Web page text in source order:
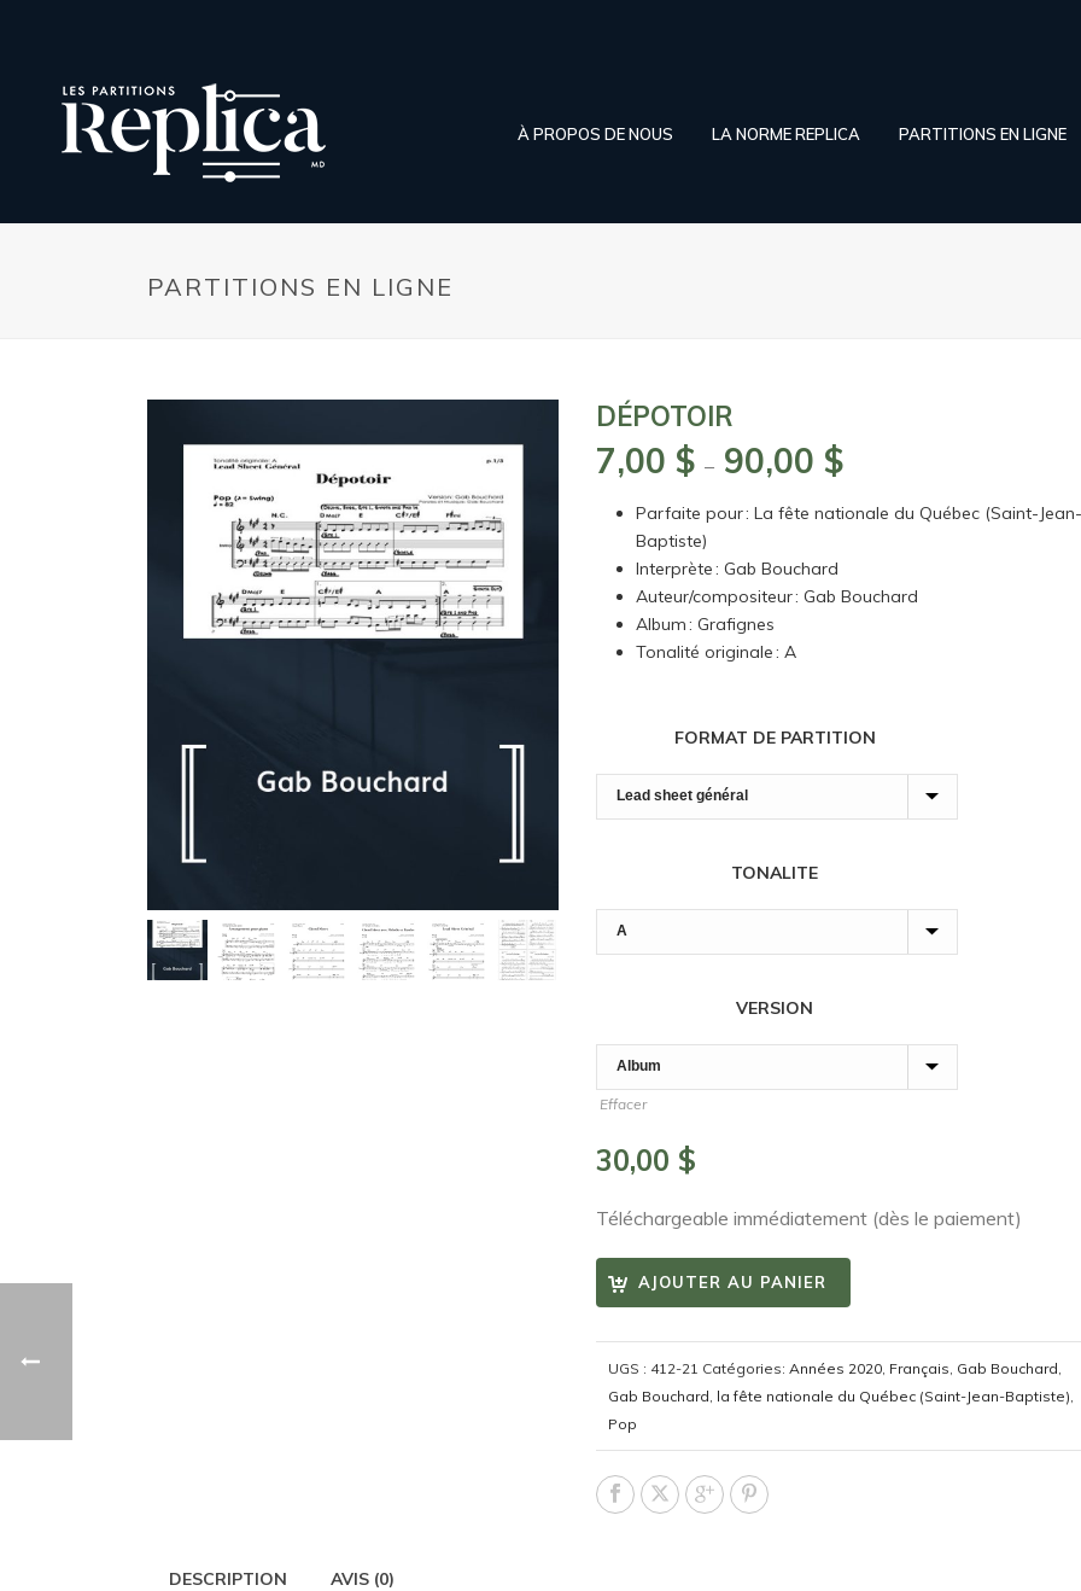
À PROPOS DE NOUS LA NORME REPLICA PARTITIONS EN LIGNE
PARTITIONS EN LIGNE
DÉPOTOIR
7,00$ – 90,00$Plage
prix :
à
Parfaite pour : La fête nationale du Québec (Saint-Jean-
Baptiste)
Interprète : Gab Bouchard
Auteur/compositeur : Gab Bouchard
Album : Grafignes
Tonalité originale : A
FORMAT DE PARTITION
TONALITE
VERSION
Effacer
30,00 $
Téléchargeable immédiatement (dès le paiement)
AJOUTER AU PANIER
UGS : 412-21 Catégories:Années 2020, Français, Gab Bouchard,
Gab Bouchard, la fête nationale du Québec (Saint-Jean-Baptiste),
Pop
DESCRIPTION AVIS (0)